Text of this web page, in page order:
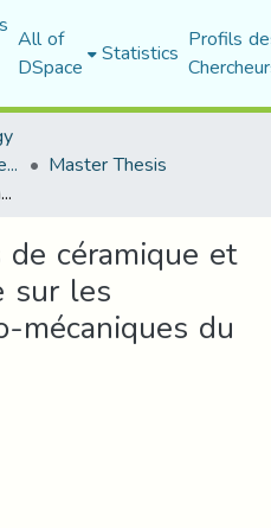
All of
DSpace Statistics Profils
Department of Civil Engineering Master Thesis
Effet des déchets de céramique et poudre de marbre sur les propriétés physico-mécaniques du mortier
céramique et
sur les
mécaniques du